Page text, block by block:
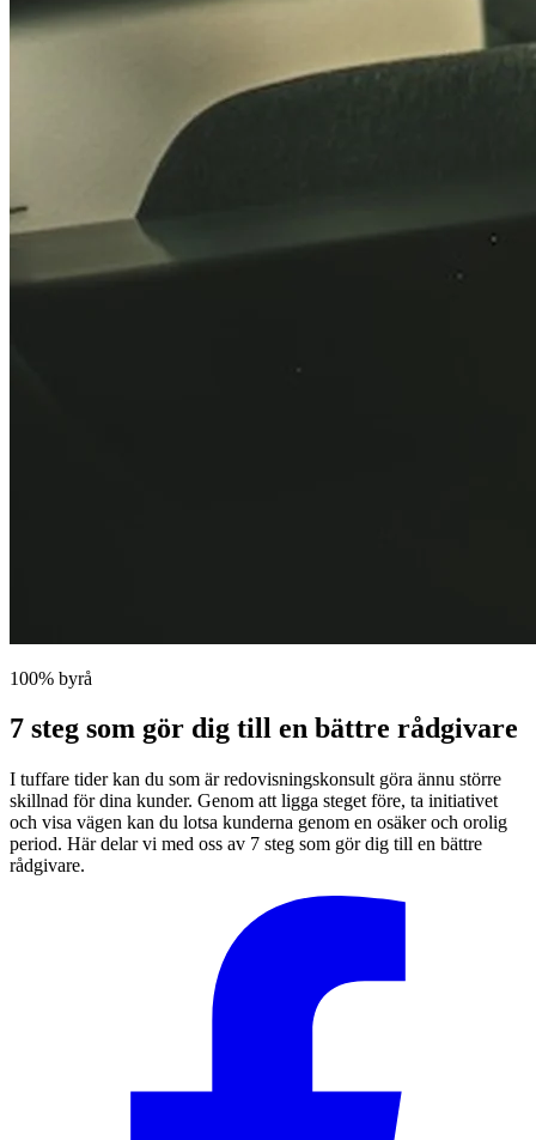
100% byrå
7 steg som gör dig till en bättre rådgivare
I tuffare tider kan du som är redovisningskonsult göra ännu större
skillnad för dina kunder. Genom att ligga steget före, ta initiativet
och visa vägen kan du lotsa kunderna genom en osäker och orolig
period. Här delar vi med oss av 7 steg som gör dig till en bättre
rådgivare.